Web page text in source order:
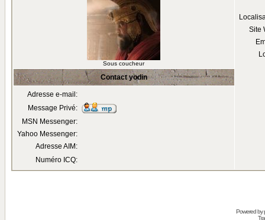
Sous coucheur
Site
Contact yodin
Adresse e-mail:
Message Privé:
MSN Messenger:
Yahoo Messenger:
Adresse AIM:
Numéro ICQ:
Powered by